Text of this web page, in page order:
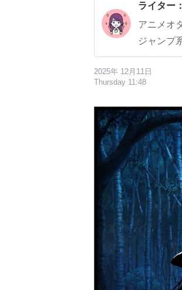
ライター：
アニメオ
ジャンプ
2025年 12月11日
Thursday 11:48